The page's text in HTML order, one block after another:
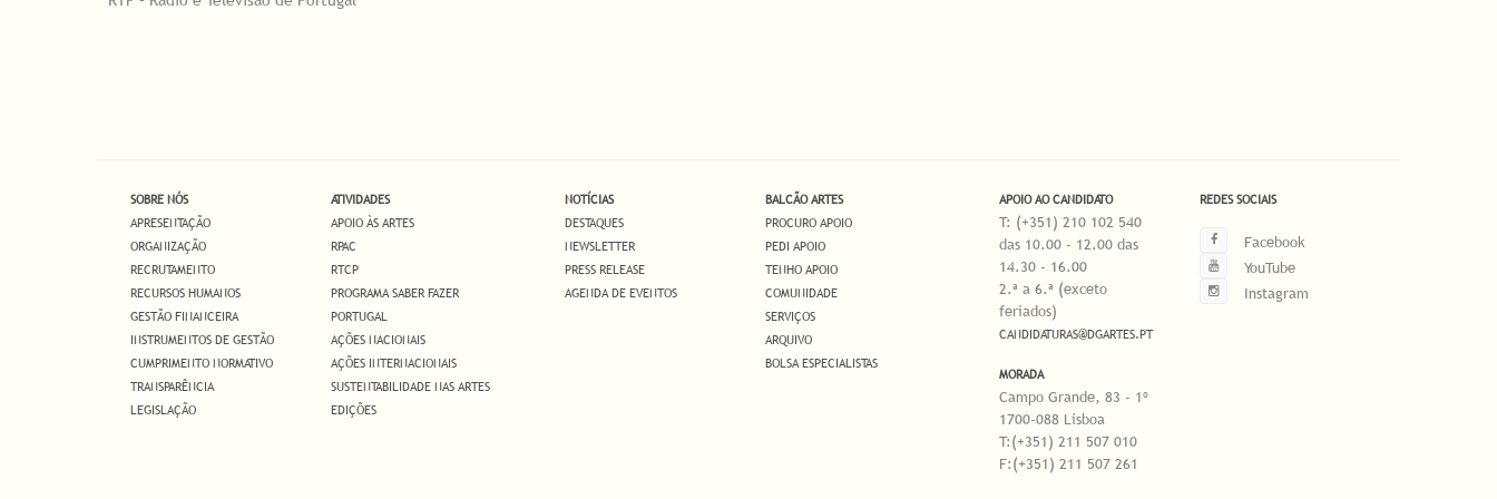
SOBRE NÓS
APRESENTAÇÃO
ORGANIZAÇÃO
RECRUTAMENTO
RECURSOS HUMANOS
GESTÃO FINANCEIRA
INSTRUMENTOS DE GESTÃO
CUMPRIMENTO NORMATIVO
TRANSPARÊNCIA
LEGISLAÇÃO
ATIVIDADES
APOIO ÀS ARTES
RPAC
RTCP
PROGRAMA SABER FAZER
PORTUGAL
AÇÕES NACIONAIS
AÇÕES INTERNACIONAIS
SUSTENTABILIDADE NAS ARTES
EDIÇÕES
NOTÍCIAS
DESTAQUES
NEWSLETTER
PRESS RELEASE
AGENDA DE EVENTOS
BALCÃO ARTES
PROCURO APOIO
PEDI APOIO
TENHO APOIO
COMUNIDADE
SERVIÇOS
ARQUIVO
BOLSA ESPECIALISTAS
APOIO AO CANDIDATO
T: (+351) 210 102 540
das 10.00 - 12.00 das
14.30 - 16.00
2.ª a 6.ª (exceto
feriados)
CANDIDATURAS@DGARTES.PT
MORADA
Campo Grande, 83 - 1º
1700-088 Lisboa
T:(+351) 211 507 010
F:(+351) 211 507 261
REDES SOCIAIS
Facebook
YouTube
Instagram